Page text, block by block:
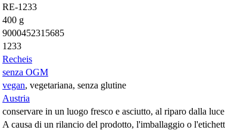
RE-1233
400 g
9000452315685
1233
Recheis
senza OGM
vegan, vegetariana, senza glutine
Austria
conservare in un luogo fresco e asciutto, al riparo dalla luce
A causa di un rilancio del prodotto, l'imballaggio o